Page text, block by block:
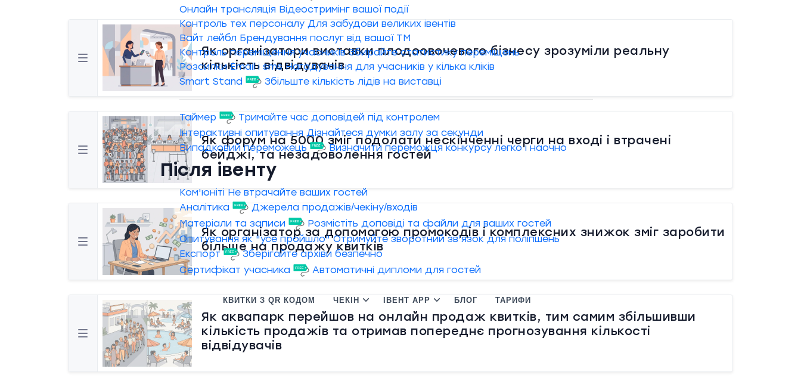
Онлайн трансляція Відеостримінг вашої події
Контроль тех персоналу Для забудови великих івентів
Вайт лейбл Брендування послуг від вашої ТМ
Контроль переміщення учасників Збирайте статистику переміщень
Розсилки Email і sms Нагадування для учасників у кілька кліків
Smart Stand
Збільште кількість лідів на виставці
Таймер
Тримайте час доповідей під контролем
Інтерактивні опитування Дізнайтеся думки залу за секунди
Випадковий переможець
Визначити переможця конкурсу легко і наочно
Після івенту
Ком'юніті Не втрачайте ваших гостей
Аналітика
Джерела продажів/чекіну/входів
Матеріали та записи
Розмістіть доповіді та файли для ваших гостей
Опитування як "усе пройшло" Отримуйте зворотний зв'язок для поліпшень
Експорт
Зберігайте архіви безпечно
Сертифікат учасника
Автоматичні дипломи для гостей
КВИТКИ З QR КОДОМ ЧЕКІН ІВЕНТ APP БЛОГ ТАРИФИ
Як організатори виставки плодоовочевого бізнесу зрозуміли реальну
кількість відвідувачів
Як форум на 5000 зміг подолати нескінченні черги на вході і втрачені
бейджі, та незадоволення гостей
Як організатор за допомогою промокодів і комплексних знижок зміг заробити
більше на продажу квитків
Як аквапарк перейшов на онлайн продаж квитків, тим самим збільшивши
кількість продажів та отримав попереднє прогнозування кількості
відвідувачів